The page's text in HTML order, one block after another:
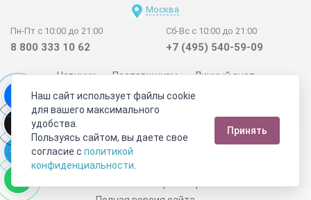
Москва
Пн-Пт с 10:00 до 21:00
8 800 333 10 62
Сб-Вс с 10:00 до 21:00
+7 (495) 540-59-09
Новинки Поставщикам
Личный счет
Договор-оферта
О нас
Наши магазины
Отзывы покупателей
Сертификаты
Статьи
Обратная связь
Видео о камнях СОУТ
Телеграм
Max
Наш сайт использует файлы cookie
для вашего максимального
удобства.
Пользуясь сайтом, вы даете свое
согласие с политикой
конфиденциальности
Принять